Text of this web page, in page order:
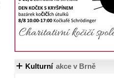
Kulturní akce v Brně